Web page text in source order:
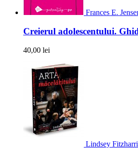
Frances E.
Creierul adolescentului.
40,00 lei
Lindsey